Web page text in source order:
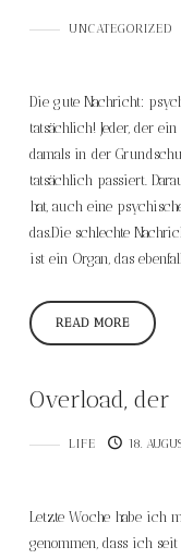
UNCATEGORIZED
Die gute Nachricht:
tatsächlich! Jeder, der
damals in der
tatsächlich passiert.
hat, auch eine
das.Die schlechte
ist ein Organ, das
READ MORE
Overload, der
LIFE 18.
Letzte Woche habe ich
genommen, dass ich